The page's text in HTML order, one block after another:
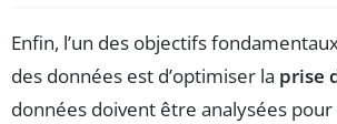
Enfin, l’un des objectifs
des données est d’optimiser la prise
données doivent être analysées